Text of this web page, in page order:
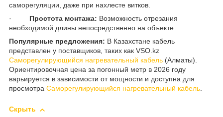
саморегуляции, даже при нахлесте витков.
· Простота монтажа: Возможность отрезания
необходимой длины непосредственно на объекте.
Популярные предложения: В Казахстане кабель
представлен у поставщиков, таких как VSO.kz
Саморегулирующийся нагревательный кабель (Алматы).
Ориентировочная цена за погонный метр в 2026 году
варьируется в зависимости от мощности и доступна для
просмотра Саморегулирующийся нагревательный кабель.
Скрыть